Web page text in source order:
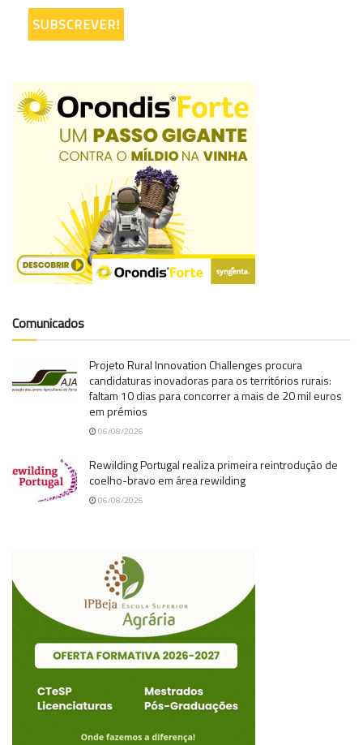
Comunicados
Projeto Rural Innovation Challenges procura
candidaturas inovadoras para os territórios rurais:
faltam 10 dias para concorrer a mais de 20 mil euros
em prémios
06/08/2026
Rewilding Portugal realiza primeira reintrodução de
coelho-bravo em área rewilding
06/08/2026